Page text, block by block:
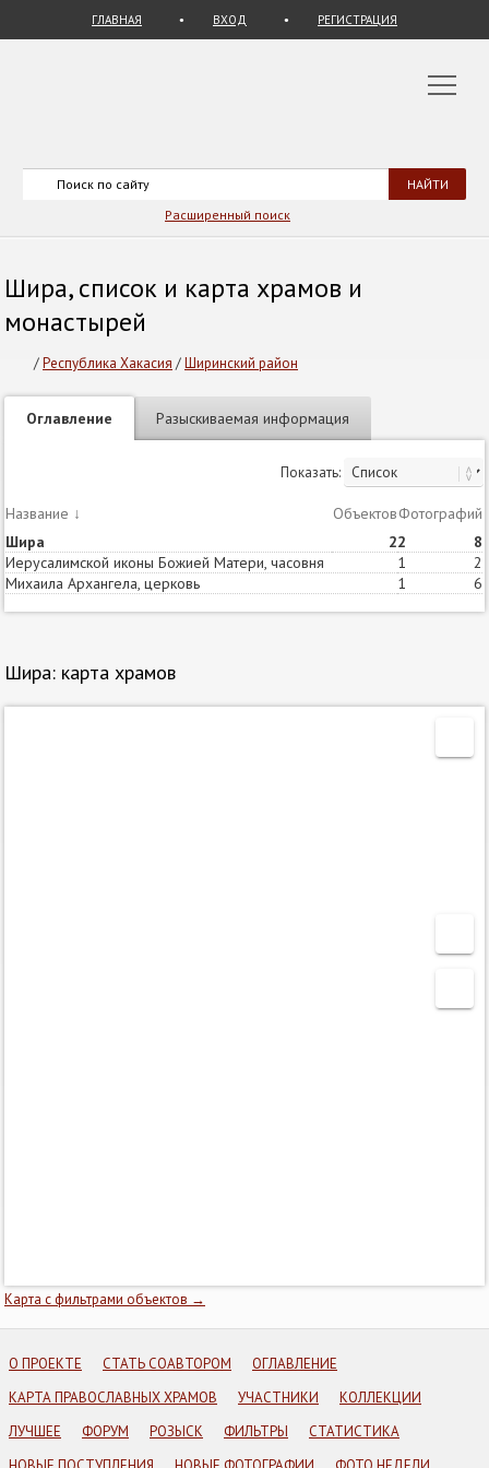
ГЛАВНАЯ ВХОД РЕГИСТРАЦИЯ
Расширенный поиск
Шира, список и карта храмов и
монастырей
/Республика Хакасия /Ширинский район
Оглавление Разыскиваемая информация
Показать:
Название ↓ ОбъектовСтатей
Фотографий
Шира
22 8
Иерусалимской иконы Божией Матери, часовня 1 2
Михаила Архангела, церковь 1 6
Шира: карта храмов
Карта с фильтрами объектов →
О ПРОЕКТЕ СТАТЬ СОАВТОРОМ
ОГЛАВЛЕНИЕ
КАРТА ПРАВОСЛАВНЫХ ХРАМОВ
УЧАСТНИКИ
КОЛЛЕКЦИИ
ЛУЧШЕЕ
ФОРУМ РОЗЫСК ФИЛЬТРЫ
СТАТИСТИКА